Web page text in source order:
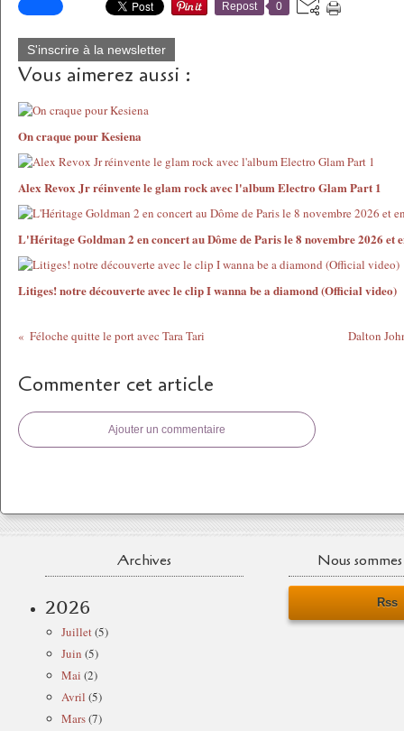
Repost 0
S'inscrire à la newsletter
Vous aimerez aussi :
On craque pour Kesiena
Alex Revox Jr réinvente le glam rock avec l'album Electro Glam Part 1
L'Héritage Goldman 2 en concert au Dôme de Paris le 8 novembre 2026 et
Litiges! notre découverte avec le clip I wanna be a diamond (Official video)
Féloche quitte le port avec Tara Tari Dalton
Commenter cet article
Ajouter un commentaire
Archives
2026
Juillet(5)
Juin (5)
Mai (2)
Avril (5)
Mars(7)
Nous
Rss